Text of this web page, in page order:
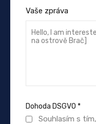
Vaše zpráva
Dohoda DSGVO *
Souhlasím s